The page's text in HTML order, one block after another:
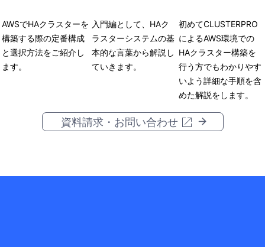
AWSでHAクラスターを
構築する際の定番構成
と選択方法をご紹介し
ます。
入門編として、HAク
ラスターシステムの基
本的な言葉から解説し
ていきます。
初めてCLUSTERPRO
によるAWS環境での
HAクラスター構築を
行う方でもわかりやす
いよう詳細な手順を含
めた解説をします。
資料請求・お問い合わせ